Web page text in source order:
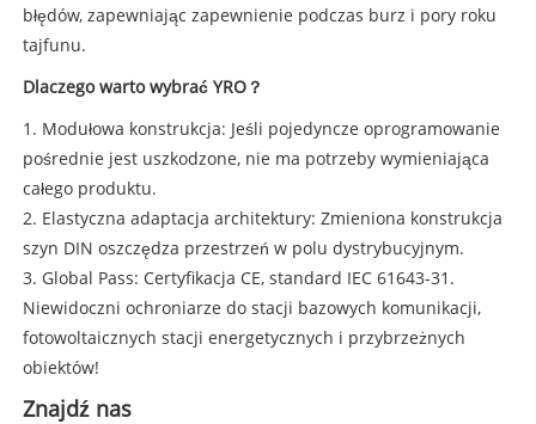
błędów, zapewniając zapewnienie podczas burz i pory roku
tajfunu.
Dlaczego warto wybrać YRO？
1. Modułowa konstrukcja: Jeśli pojedyncze oprogramowanie
pośrednie jest uszkodzone, nie ma potrzeby wymieniająca
całego produktu.
2. Elastyczna adaptacja architektury: Zmieniona konstrukcja
szyn DIN oszczędza przestrzeń w polu dystrybucyjnym.
3. Global Pass: Certyfikacja CE, standard IEC 61643-31.
Niewidoczni ochroniarze do stacji bazowych komunikacji,
fotowoltaicznych stacji energetycznych i przybrzeżnych
obiektów!
Znajdź nas